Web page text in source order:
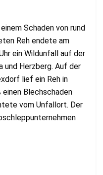
Schaden von rund
Reh endete am
ein Wildunfall auf der
und Herzberg. Auf der
lief ein Reh in
einen Blechschaden
vom Unfallort. Der